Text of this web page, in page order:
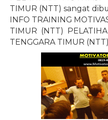
TIMUR (NTT) sangat
INFO TRAINING
TIMUR (NTT)
TENGGARA TIMUR (NTT)